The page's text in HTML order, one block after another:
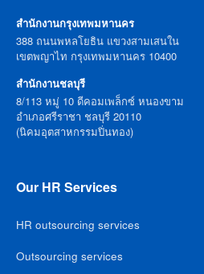
สำนักงานกรุงเทพมหานคร
388 ถนนพหลโยธิน แขวงสามเสนใน
เขตพญาไท กรุงเทพมหานคร 10400
สำนักงานชลบุรี
8/113 หมู่ 10 ดีคอมเพล็กซ์ หนองขาม
อำเภอศรีราชา ชลบุรี 20110
(นิคมอุตสาหกรรมปิ่นทอง)
Our HR Services
HR outsourcing services
Outsourcing services